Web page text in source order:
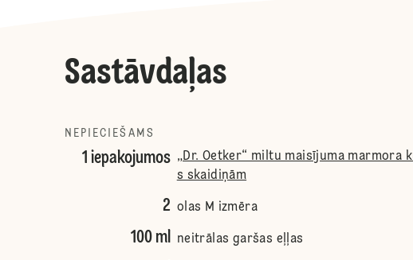
Sastāvdaļas
NEPIECIEŠAMS
1 iepakojumos „Dr. Oetker“ miltu maisījuma marmora
s skaidiņām
2 olas M izmēra
100 ml neitrālas garšas eļļas